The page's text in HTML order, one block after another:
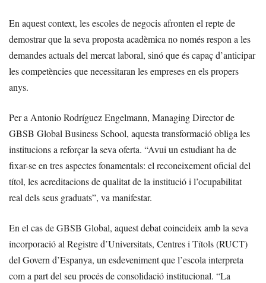
En aquest context, les escoles de negocis afronten el repte de
demostrar que la seva proposta acadèmica no només respon a les
demandes actuals del mercat laboral, sinó que és capaç d’anticipar
les competències que necessitaran les empreses en els propers
anys.
Per a Antonio Rodríguez Engelmann, Managing Director de
GBSB Global Business School, aquesta transformació obliga les
institucions a reforçar la seva oferta. “Avui un estudiant ha de
fixar-se en tres aspectes fonamentals: el reconeixement oficial del
títol, les acreditacions de qualitat de la institució i l’ocupabilitat
real dels seus graduats”, va manifestar.
En el cas de GBSB Global, aquest debat coincideix amb la seva
incorporació al Registre d’Universitats, Centres i Títols (RUCT)
del Govern d’Espanya, un esdeveniment que l’escola interpreta
com a part del seu procés de consolidació institucional. “La